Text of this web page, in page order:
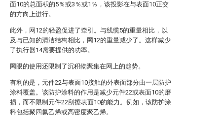
面10的总面积的5％或3％或1％，该投影在与表面10正交
的方向上进行。
此外，网12的轻盈促进了牵引。与线缆5的重量相比，以
及与已知的清洁结构相比，网12的重量减少了。这样减少
了执行器14需要提供的功率。
网眼的使用还限制了沉积物聚集在网上的趋势。
有利的是，元件22与表面10接触的外表面部分由一层防护
涂料覆盖。该防护涂料的作用是减少元件22或表面10的磨
损，而不限制元件22刮擦表面10的能力。例如，该防护涂
料包括聚四氟乙烯或高密度聚乙烯。